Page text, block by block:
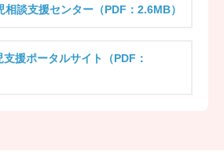
相談支援センター（PDF：2.6MB）
援ポータルサイト（PDF：